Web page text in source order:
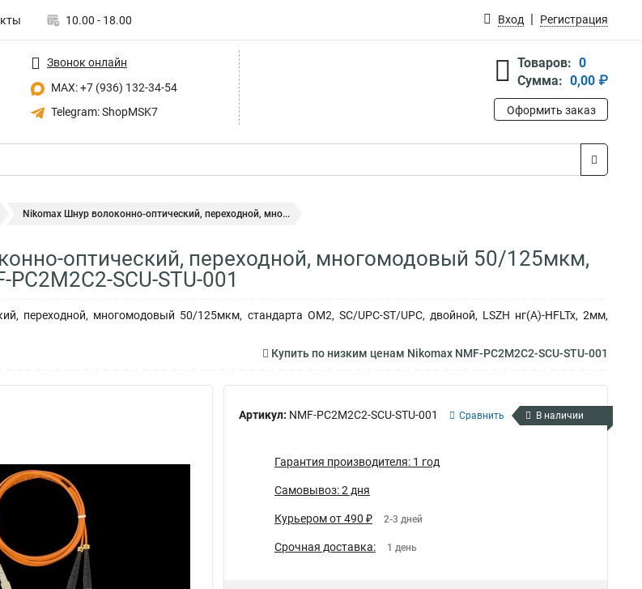
10.00 - 18.00 Вход Регистрация
Звонок онлайн
MAX: +7 (936) 132-34-54
Telegram: ShopMSK7
Товаров: 0
Сумма: 0,00 ₽
Оформить заказ
Nikomax Шнур волоконно-оптический, переходной, мно...
оптический, переходной, многомодовый 50/125мкм,
SCU-STU-001
переходной, многомодовый 50/125мкм, стандарта ОМ2, SC/UPC-ST/UPC, двойной, LSZH нг(A)-HFLTx, 2мм,
Купить по низким ценам Nikomax NMF-PC2M2C2-SCU-STU-001
Артикул: NMF-PC2M2C2-SCU-STU-001 Сравнить В наличии
Гарантия производителя: 1 год
Самовывоз: 2 дня
Курьером от 490 ₽ 2-3 дней
Срочная доставка: 1 день